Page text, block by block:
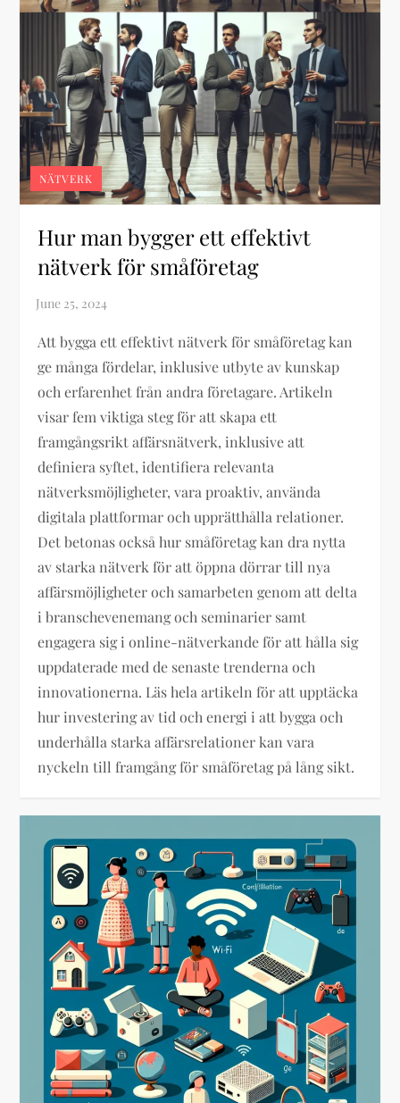
NÄTVERK
Hur man bygger ett effektivt
nätverk för småföretag
Att bygga ett effektivt nätverk för småföretag kan
ge många fördelar, inklusive utbyte av kunskap
och erfarenhet från andra företagare. Artikeln
visar fem viktiga steg för att skapa ett
framgångsrikt affärsnätverk, inklusive att
definiera syftet, identifiera relevanta
nätverksmöjligheter, vara proaktiv, använda
digitala plattformar och upprätthålla relationer.
Det betonas också hur småföretag kan dra nytta
av starka nätverk för att öppna dörrar till nya
affärsmöjligheter och samarbeten genom att delta
i branschevenemang och seminarier samt
engagera sig i online-nätverkande för att hålla sig
uppdaterade med de senaste trenderna och
innovationerna. Läs hela artikeln för att upptäcka
hur investering av tid och energi i att bygga och
underhålla starka affärsrelationer kan vara
nyckeln till framgång för småföretag på lång sikt.